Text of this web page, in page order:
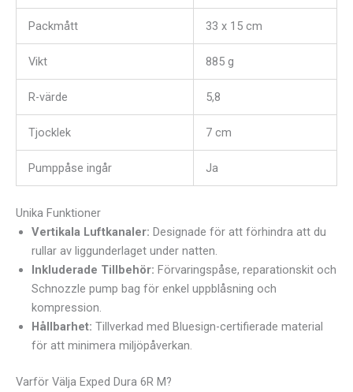
Packmått 33 x 15 cm
Vikt 885 g
R-värde 5,8
Tjocklek 7 cm
Pumppåse ingår Ja
Unika Funktioner
Vertikala Luftkanaler: Designade för att förhindra att du
rullar av liggunderlaget under natten.
Inkluderade Tillbehör: Förvaringspåse, reparationskit och
Schnozzle pump bag för enkel uppblåsning och
kompression.
Hållbarhet: Tillverkad med Bluesign-certifierade material
för att minimera miljöpåverkan.
Varför Välja Exped Dura 6R M?